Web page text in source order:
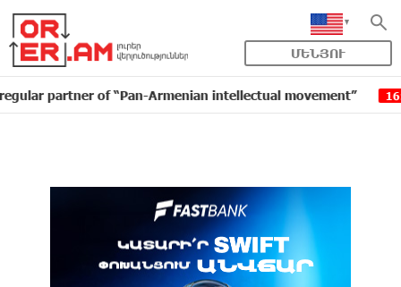
ՄԵՆՅՈՒ
of “Pan-Armenian intellectual movement” 16:11